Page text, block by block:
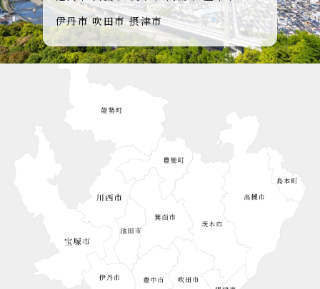
伊丹市 吹田市 摂津市